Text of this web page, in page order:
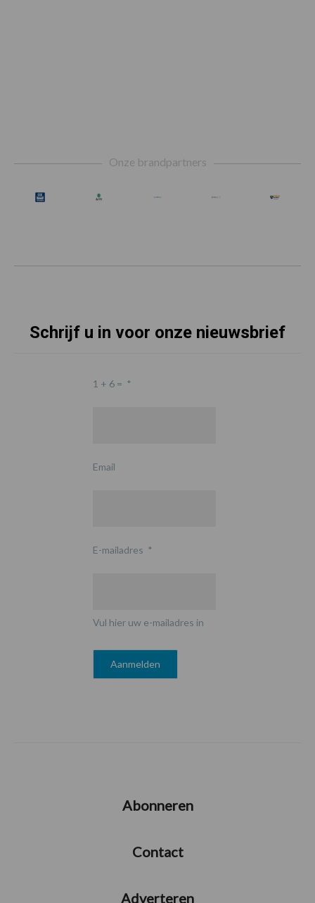
Onze brandpartners
Schrijf u in voor onze nieuwsbrief
1 + 6 = *
Email
E-mailadres *
Vul hier uw e-mailadres in
Abonneren
Contact
Adverteren